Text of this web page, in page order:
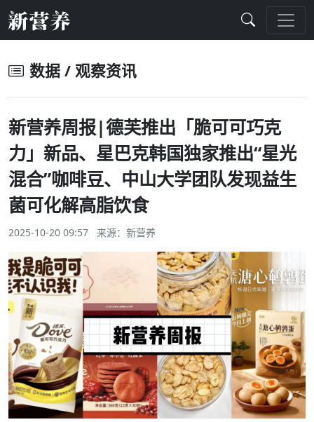
数据 / 观察资讯
新营养周报|德芙推出「脆可可巧克
力」新品、星巴克韩国独家推出“星光
混合”咖啡豆、中山大学团队发现益生
菌可化解高脂饮食
2025-10-20 09:57 来源： 新营养